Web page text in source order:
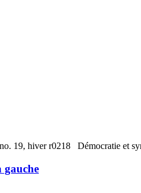
19, hiver r0218 Démocratie et
gauche